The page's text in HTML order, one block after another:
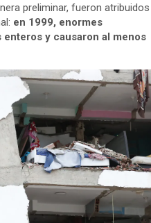
preliminar, fueron atribuidos
en 1999, enormes
y causaron al menos